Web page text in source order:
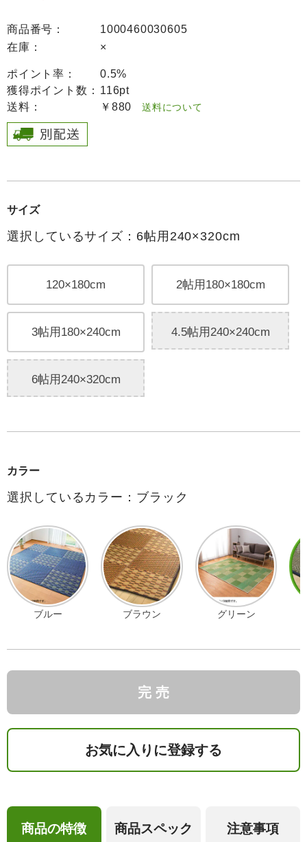
商品番号：
1000460030605
在庫：
×
ポイント率：
0.5%
獲得ポイント数： 116pt
送料：
￥880 送料について
サイズ
選択しているサイズ：6帖用240×320cm
120×180cm 2帖用180×180cm
3帖用180×240cm 4.5帖用240×240cm
6帖用240×320cm
カラー
選択しているカラー：ブラック
ブルー ブラウン グリーン
完 売
お気に入りに登録する
商品の特徴 商品スペック 注意事項